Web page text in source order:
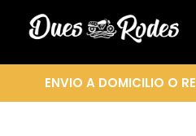
ENVIO A DOMICILIO O